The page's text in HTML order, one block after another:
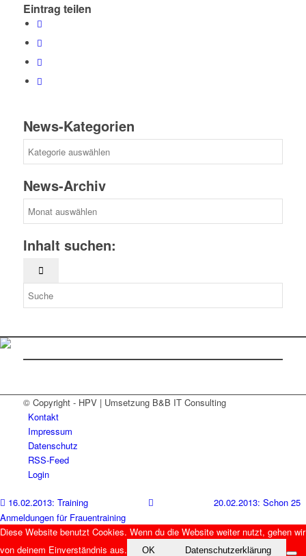
Eintrag teilen
News-Kategorien
News-
Kategorien
News-Archiv
News-
Inhalt suchen:
© Copyright - HPV | Umsetzung B&B IT Consulting
Kontakt
Impressum
Datenschutz
RSS-Feed
Login
16.02.2013: Training
20.02.2013: Schon 25
Anmeldungen für Frauentraining
Diese Website benutzt Cookies. Wenn du die Website weiter nutzt, gehen wir
von deinem Einverständnis aus.
OK Datenschutzerklärung